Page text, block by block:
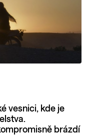
vesnici, kde je
brázdí